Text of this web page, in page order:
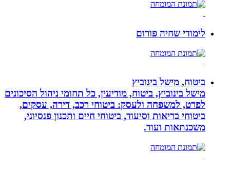
לימודי שחיה פורום
ביטוח, מישל בינוביץ
מישל בינוביץ, ביטוח, מודיעין, כל תחומי ניהול הסיכונים
לפרט, למשפחה ולעסק: ביטוחי רכב, דירה, עסקים,
ביטוחי בריאות וסיעוד, ביטוחי חיים ותכנון פנסיוני,
משכנתאות ועוד.